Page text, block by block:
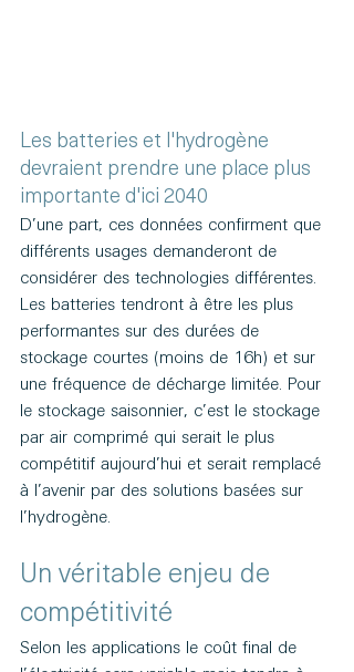
Les batteries et l'hydrogène
devraient prendre une place plus
importante d'ici 2040
D’une part, ces données confirment que
différents usages demanderont de
considérer des technologies différentes.
Les batteries tendront à être les plus
performantes sur des durées de
stockage courtes (moins de 16h) et sur
une fréquence de décharge limitée. Pour
le stockage saisonnier, c’est le stockage
par air comprimé qui serait le plus
compétitif aujourd’hui et serait remplacé
à l’avenir par des solutions basées sur
l’hydrogène.
Un véritable enjeu de
compétitivité
Selon les applications le coût final de